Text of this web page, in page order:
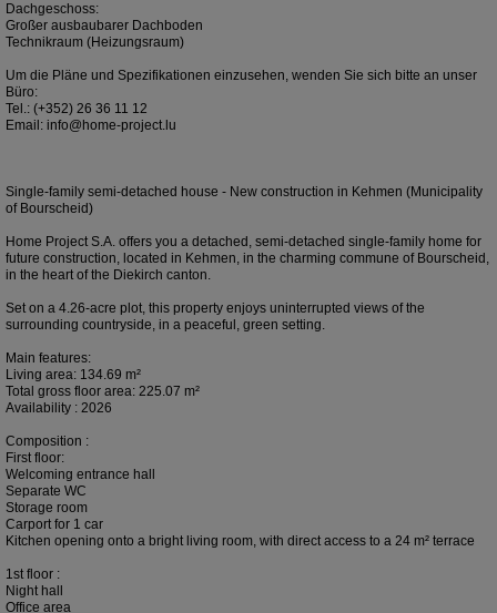
Dachgeschoss:
Großer ausbaubarer Dachboden
Technikraum (Heizungsraum)
Um die Pläne und Spezifikationen einzusehen, wenden Sie sich bitte an unser
Büro:
Tel.: (+352) 26 36 11 12
Email: info@home-project.lu
Single-family semi-detached house - New construction in Kehmen (Municipality
of Bourscheid)
Home Project S.A. offers you a detached, semi-detached single-family home for
future construction, located in Kehmen, in the charming commune of Bourscheid,
in the heart of the Diekirch canton.
Set on a 4.26-acre plot, this property enjoys uninterrupted views of the
surrounding countryside, in a peaceful, green setting.
Main features:
Living area: 134.69 m²
Total gross floor area: 225.07 m²
Availability : 2026
Composition :
First floor:
Welcoming entrance hall
Separate WC
Storage room
Carport for 1 car
Kitchen opening onto a bright living room, with direct access to a 24 m² terrace
1st floor :
Night hall
Office area